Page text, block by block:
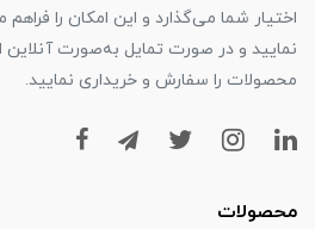
اختیار شما می‌گذارد و این امکان را
نمایید و در صورت تمایل به‌صورت آنلاین
محصولات را سفارش و خریداری نمایید.
محصولات